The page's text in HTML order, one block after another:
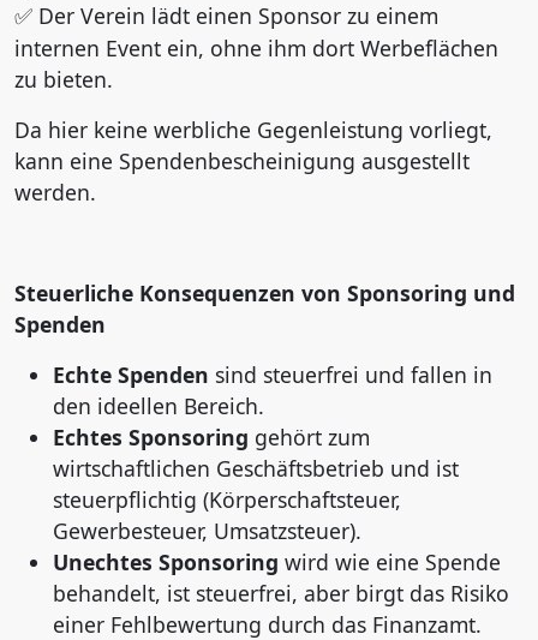
✅ Der Verein lädt einen Sponsor zu einem
internen Event ein, ohne ihm dort Werbeflächen
zu bieten.
Da hier keine werbliche Gegenleistung vorliegt,
kann eine Spendenbescheinigung ausgestellt
werden.
Steuerliche Konsequenzen von Sponsoring und
Spenden
Echte Spenden sind steuerfrei und fallen in
den ideellen Bereich.
Echtes Sponsoring gehört zum
wirtschaftlichen Geschäftsbetrieb und ist
steuerpflichtig (Körperschaftsteuer,
Gewerbesteuer, Umsatzsteuer).
Unechtes Sponsoring wird wie eine Spende
behandelt, ist steuerfrei, aber birgt das Risiko
einer Fehlbewertung durch das Finanzamt.